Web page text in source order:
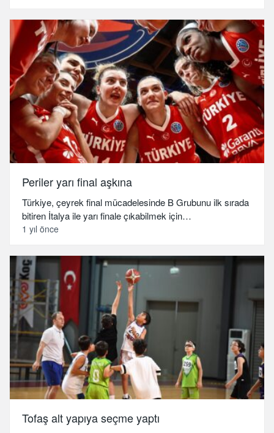
Periler yarı final aşkına
Türkiye, çeyrek final mücadelesinde B Grubunu ilk sırada
bitiren İtalya ile yarı finale çıkabilmek için…
1 yıl önce
Tofaş alt yapıya seçme yaptı